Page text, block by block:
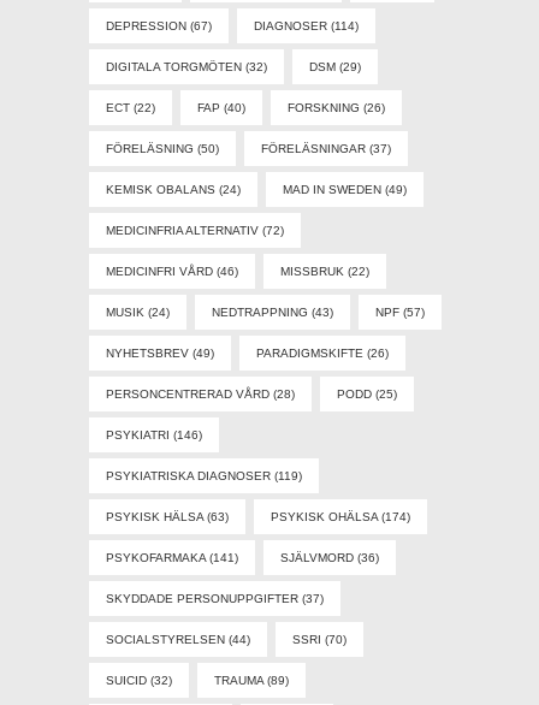
DEPRESSION (67) DIAGNOSER (114)
DIGITALA TORGMÖTEN (32) DSM (29)
ECT (22) FAP (40) FORSKNING (26)
FÖRELÄSNING (50) FÖRELÄSNINGAR (37)
KEMISK OBALANS (24) MAD IN SWEDEN (49)
MEDICINFRIA ALTERNATIV (72)
MEDICINFRI VÅRD (46) MISSBRUK (22)
MUSIK (24) NEDTRAPPNING (43) NPF (57)
NYHETSBREV (49) PARADIGMSKIFTE (26)
PERSONCENTRERAD VÅRD (28) PODD (25)
PSYKIATRI (146)
PSYKIATRISKA DIAGNOSER (119)
PSYKISK HÄLSA (63) PSYKISK OHÄLSA (174)
PSYKOFARMAKA (141) SJÄLVMORD (36)
SKYDDADE PERSONUPPGIFTER (37)
SOCIALSTYRELSEN (44) SSRI (70)
SUICID (32) TRAUMA (89)